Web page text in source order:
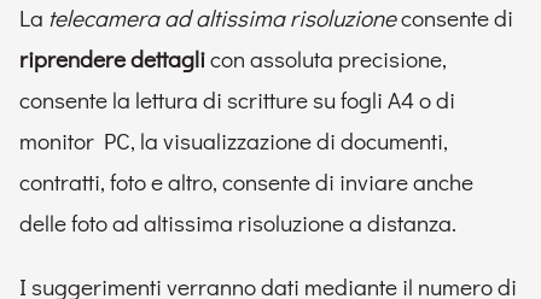
La telecamera ad altissima risoluzioneconsente di
riprendere dettaglicon assoluta precisione,
consente la lettura di scritture su fogli A4 o di
monitor PC, la visualizzazione di documenti,
contratti, foto e altro, consente di inviare anche
delle foto ad altissima risoluzione a distanza.
I suggerimenti verranno dati mediante il numero di